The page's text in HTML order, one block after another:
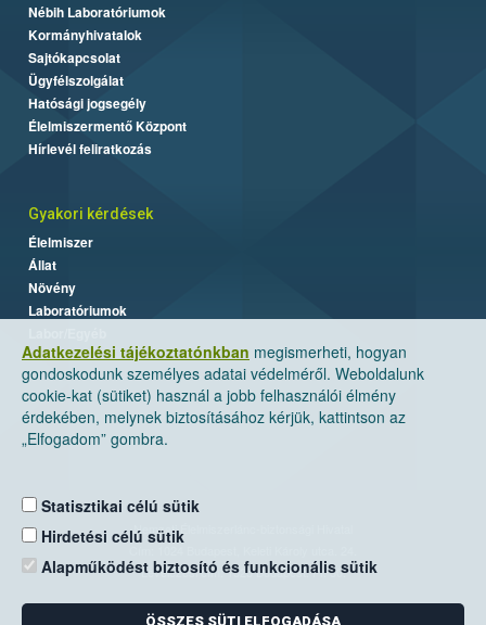
Adatkezelési tájékoztatónkban megismerheti, hogyan
gondoskodunk személyes adatai védelméről. Weboldalunk
cookie-kat (sütiket) használ a jobb felhasználói élmény
érdekében, melynek biztosításához kérjük, kattintson az
„Elfogadom” gombra.
Statisztikai célú sütik
Hirdetési célú sütik
Alapműködést biztosító és funkcionális sütik
ÖSSZES SÜTI ELFOGADÁSA
Nébih Laboratóriumok
Kormányhivatalok
Sajtókapcsolat
Ügyfélszolgálat
Hatósági jogsegély
Élelmiszermentő Központ
Hírlevél feliratkozás
Gyakori kérdések
Élelmiszer
Állat
Növény
Laboratóriumok
Nemzeti Élelmiszerlánc-biztonsági Hivatal
Levelezési cím: 1525 Budapest. Pf. 30.